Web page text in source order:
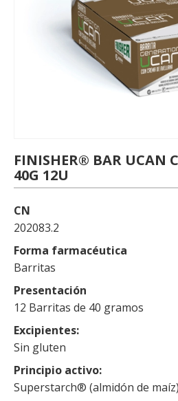
FINISHER® BAR UCAN
40G 12U
CN
202083.2
Forma farmacéutica
Barritas
Presentación
12 Barritas de 40 gramos
Excipientes
Sin gluten
Principio activo
Superstarch® (almidón de maíz)